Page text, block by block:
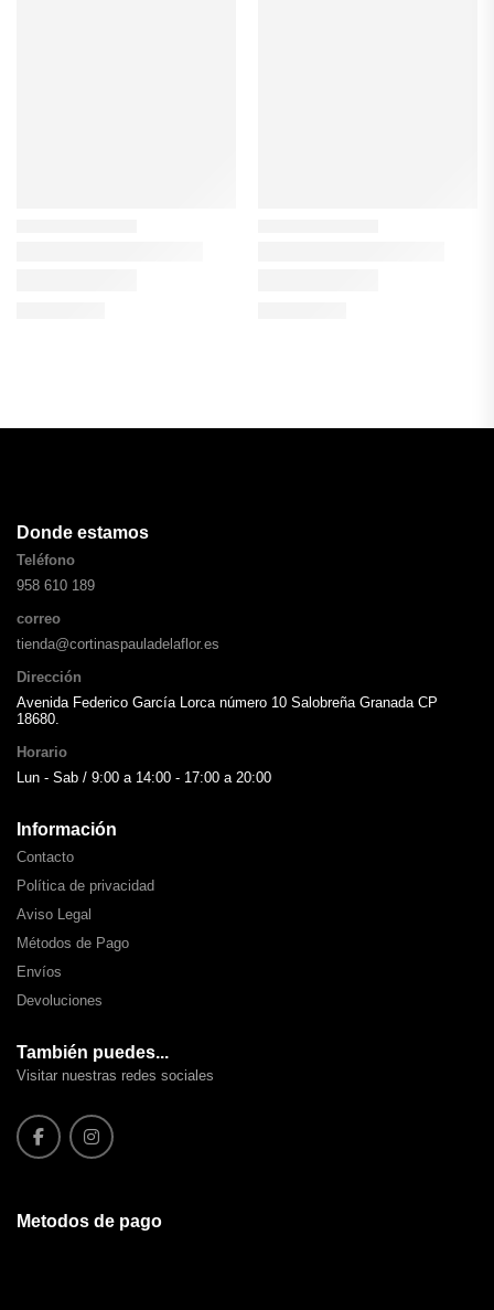
Donde estamos
Teléfono
958 610 189
correo
tienda@cortinaspauladelaflor.es
Dirección
Avenida Federico García Lorca número 10 Salobreña Granada CP
18680.
Horario
Lun - Sab / 9:00 a 14:00 - 17:00 a 20:00
Información
Contacto
Política de privacidad
Aviso Legal
Métodos de Pago
Envíos
Devoluciones
También puedes...
Visitar nuestras redes sociales
Metodos de pago